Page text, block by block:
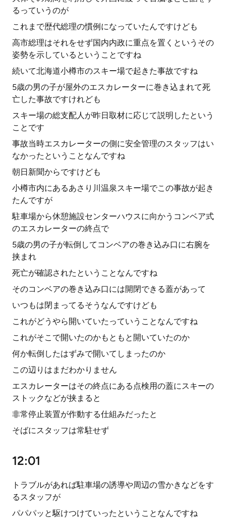
るっていうのが
これまで歴代総理の慣例になっていたんですけども
高市総理はそれをせず国内内政に重点を置くというその
姿勢を示しているということですね
続いて北海道小樽市のスキー場で起きた事故ですね
5歳の男の子が屋外のエスカレーターに巻き込まれて死
亡した事故ですけれども
スキー場の総支配人が昨日取材に応じて説明したという
ことです
事故当時エスカレーターの側に安全管理のスタッフはい
なかったということなんですね
朝日新聞からですけども
小樽市内にあるあさり川温泉スキー場でこの事故が起き
たんですが
駐車場から休憩施設センターハウスに向かうコンベア式
のエスカレーターの終点で
5歳の男の子が転倒してコンベアの巻き込み口に右腕を
挟まれ
死亡が確認されたということなんですね
そのコンベアの巻き込み口には開閉できる蓋があって
いつもは閉まってるそうなんですけども
これがどうやら開いていたっていうことなんですね
これがそこで開いたのかもともと開いていたのか
何か転倒したはずみで開いてしまったのか
この辺りはまだわかりません
エスカレーターはその終点にある点検用の蓋にスキーの
ストックなどが挟まると
非常停止装置が作動する仕組みだったと
そばにスタッフは常駐せず
12:01
トラブルがあれば駐車場の誘導や周辺の雪かきなどをす
るスタッフが
パパパッと駆けつけていったということなんですね